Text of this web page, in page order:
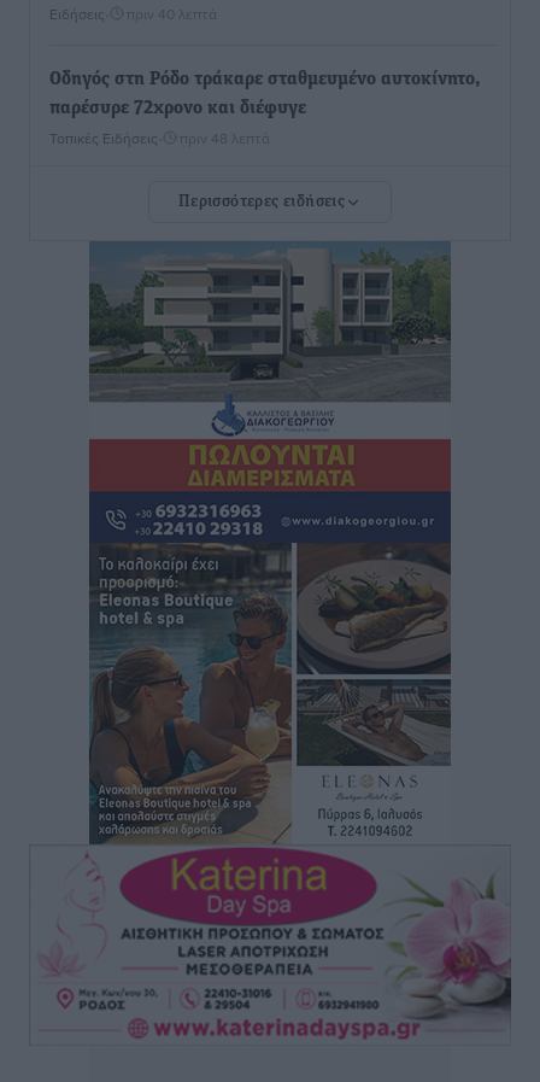
Ειδήσεις πριν 40 λεπτά
Οδηγός στη Ρόδο τράκαρε σταθμευμένο αυτοκίνητο,
παρέσυρε 72χρονο και διέφυγε
Τοπικές Ειδήσεις πριν 48 λεπτά
Το νέο Ειδικό Χωροταξικό για τον Τουρισμό
πριν 2 ώρες
Γιάννης Βασιλάκης: «Η Πρωτοβάθμια Φροντίδα
Υγείας πρέπει να φτάνει σε κάθε γωνιά – Ενισχύουμε
τις δομές, δεν τις αποδυναμώνουμε»
πριν 2 ώρες
Ιδρυμα Ωνάση: Το όραμα πίσω από τα δύο νέα
σχολεία της Ρόδου
Συνεντεύξεις• πριν 2 ώρες
Μιχάλης Χουρδάκης: «Η χώρα χρειάζεται μια
αξιόπιστη εναλλακτική κυβερνητική πρόταση»
Συνεντεύξεις πριν 2 ώρες
Σεβ. Μητροπολίτης Ρόδου κ. Κύριλλος: «Ο Αύγουστος
είναι ο μήνας της Παναγίας και η Θεία Λειτουργία η
καρδιά της ζωής της Εκκλησίας»
Συνεντεύξεις• πριν 2 ώρες
Πρέσβης της Βραζιλίας: «Η Ελλάδα και η Βραζιλία
έχουν τεράστιες ευκαιρίες συνεργασίας – Η Ρόδος
μπορεί να διαδραματίσει σημαντικό ρόλο»
Συνεντεύξεις• πριν 2 ώρες
Τσαμπίκα Διαμαντή: Η Ρόδος δεν μπορεί να σχεδιάζει
Περισσότερες ειδήσεις